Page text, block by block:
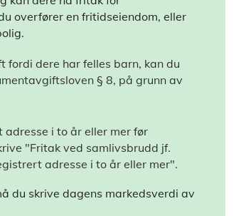
overfører en fritidseiendom, eller
dere har felles barn, kan du
§ 8, på grunn av
i to år eller mer før
"Fritak ved samlivsbrudd jf.
adresse i to år eller mer".
du skrive dagens markedsverdi av